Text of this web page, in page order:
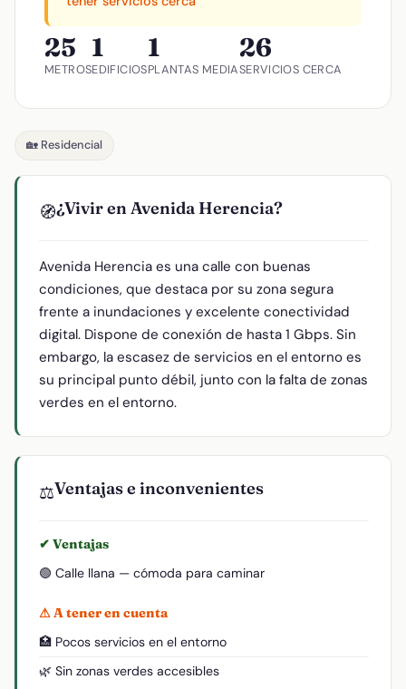
25
METROS
1
EDIFICIOS
1
PLANTAS MEDIA
26
SERVICIOS CERCA
🏡 Residencial
🧭¿Vivir en Avenida Herencia?
Avenida Herencia es una calle con buenas
condiciones, que destaca por su zona segura
frente a inundaciones y excelente conectividad
digital. Dispone de conexión de hasta 1 Gbps. Sin
embargo, la escasez de servicios en el entorno es
su principal punto débil, junto con la falta de zonas
verdes en el entorno.
⚖️Ventajas e inconvenientes
✔ Ventajas
🟢 Calle llana — cómoda para caminar
⚠ A tener en cuenta
🏥 Pocos servicios en el entorno
🌿 Sin zonas verdes accesibles